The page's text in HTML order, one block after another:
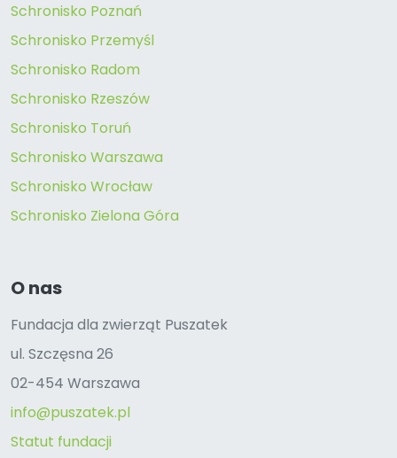
Schronisko Poznań
Schronisko Przemyśl
Schronisko Radom
Schronisko Rzeszów
Schronisko Toruń
Schronisko Warszawa
Schronisko Wrocław
Schronisko Zielona Góra
O nas
Fundacja dla zwierząt Puszatek
ul. Szczęsna 26
02-454 Warszawa
info@puszatek.pl
Statut fundacji